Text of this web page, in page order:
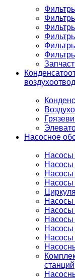
Насосное
Насосы
Насосы
Насосы
Насосы
Насосы
станций